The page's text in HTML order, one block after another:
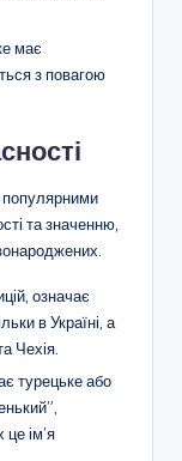
має
з повагою
та значенню,
означає
в Україні, а
Чехія.
турецьке або
ім’я